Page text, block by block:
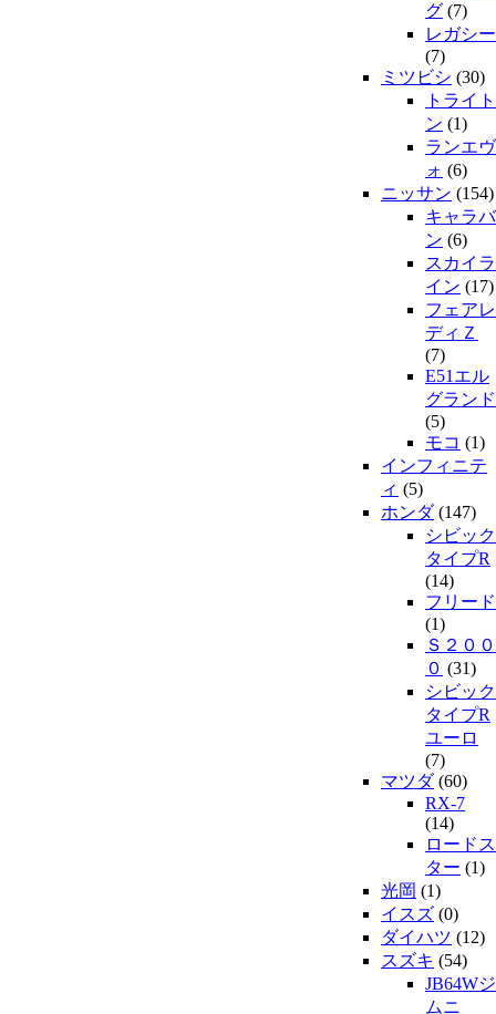
グ (7)
レガシー
(7)
ミツビシ (30)
トライト
ン (1)
ランエヴ
ォ (6)
ニッサン (154)
キャラバ
ン (6)
スカイラ
イン (17)
フェアレ
ディＺ
(7)
E51エル
グランド
(5)
モコ (1)
インフィニテ
ィ (5)
ホンダ(147)
シビック
タイプR
(14)
フリード
(1)
Ｓ２００
０ (31)
シビック
タイプR
ユーロ
(7)
マツダ(60)
RX-7
(14)
ロードス
ター (1)
光岡 (1)
イスズ (0)
ダイハツ (12)
スズキ (54)
JB64Wジ
ムニ